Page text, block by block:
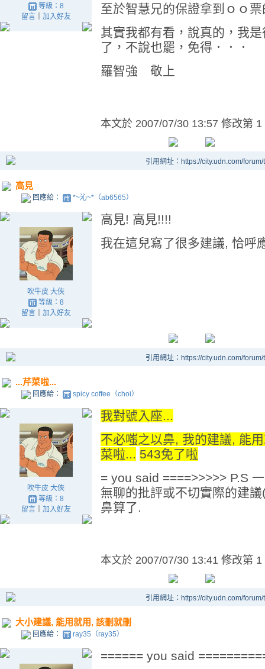
等級：8
留言｜ 加入好友
至於智慧兄的保證拿到ｏｏ
其實我都有看，說真的，我
了，不說也罷，免得．．．
羅智強 敬上
本文於 2007/07/30 13:57 修改第 1
引用網址：https://city.udn.com/
高見
回應給： *~沁~*（ab6565）
吹牛皮 大俠
等級：8
留言｜ 加入好友
高見! 高見!!!!
我在這兒寫了很多建議, 恰呼
引用網址：https://city.udn.com/
...芹菜啦...
回應給： spicy coffee（choi）
吹牛皮 大俠
等級：8
留言｜ 加入好友
我對號入座...
不必嗤之以鼻, 我的建議, 能
菜啦... 543免了啦
= you said ====>>>>> P.S
無聊的批評或不切實際的建
鼻算了.
本文於 2007/07/30 13:41 修改第 1
引用網址：https://city.udn.com/
大小建議, 能用就用, 該刪就刪
回應給： ray35（ray35）
====== you said